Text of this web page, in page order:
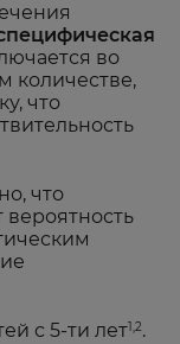
во
количестве,
что
что
с 5-ти лет1,2.